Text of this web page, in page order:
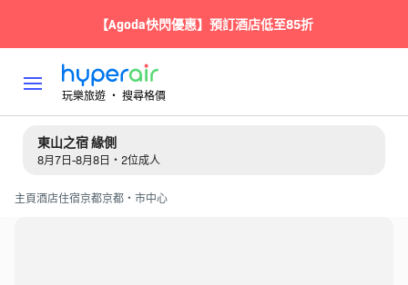
【Agoda快閃優惠】預訂酒店低至85折
玩樂旅遊 ‧ 搜尋格價
東山之宿 緣側
8月7日-8月8日・2位成人
主頁酒店住宿京都京都・市中心